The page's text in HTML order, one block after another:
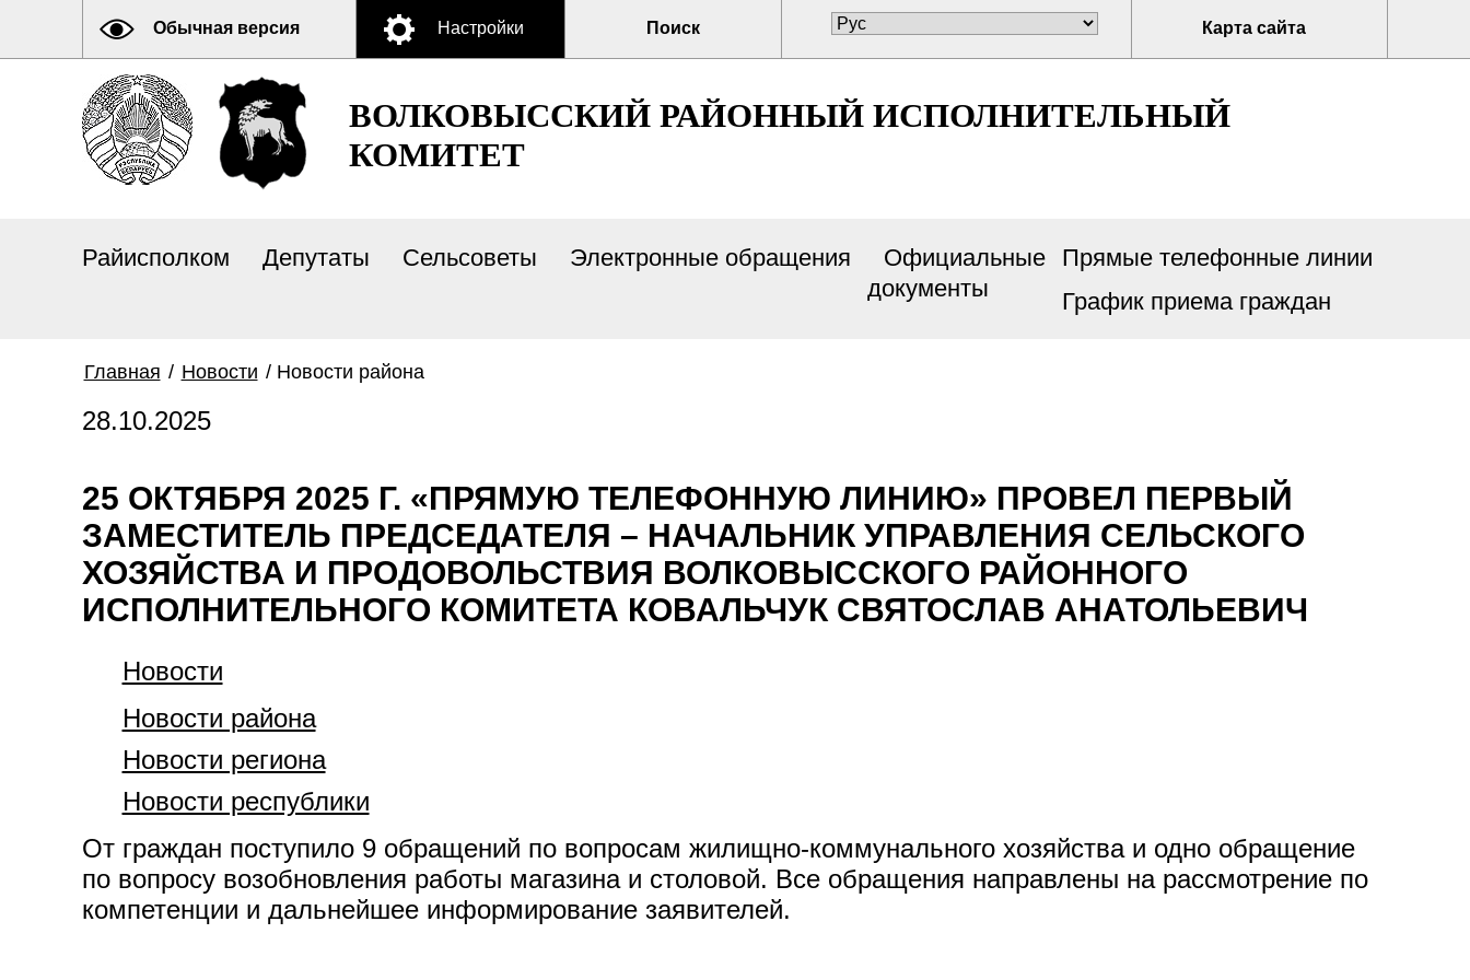
Обычная версия Настройки Поиск Карта сайта
ВОЛКОВЫССКИЙ РАЙОННЫЙ ИСПОЛНИТЕЛЬНЫЙ
КОМИТЕТ
Райисполком Депутаты Сельсоветы Электронные обращения
Официальные
документы
Прямые телефонные линии
График приема граждан
Главная / Новости / Новости района
28.10.2025
25 ОКТЯБРЯ 2025 Г. «ПРЯМУЮ ТЕЛЕФОННУЮ ЛИНИЮ» ПРОВЕЛ ПЕРВЫЙ
ЗАМЕСТИТЕЛЬ ПРЕДСЕДАТЕЛЯ – НАЧАЛЬНИК УПРАВЛЕНИЯ СЕЛЬСКОГО
ХОЗЯЙСТВА И ПРОДОВОЛЬСТВИЯ ВОЛКОВЫССКОГО РАЙОННОГО
ИСПОЛНИТЕЛЬНОГО КОМИТЕТА КОВАЛЬЧУК СВЯТОСЛАВ АНАТОЛЬЕВИЧ
Новости
Новости района
Новости региона
Новости республики
От граждан поступило 9 обращений по вопросам жилищно-коммунального хозяйства и одно обращение
по вопросу возобновления работы магазина и столовой. Все обращения направлены на рассмотрение по
компетенции и дальнейшее информирование заявителей.